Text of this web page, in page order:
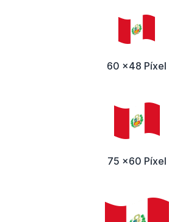
60 x48 Píxel
75 x60 Píxel